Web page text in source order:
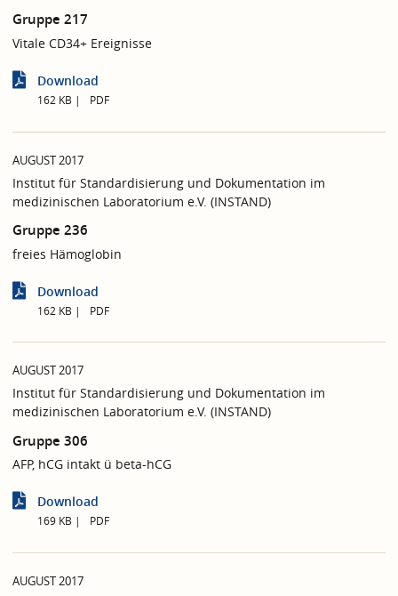
Gruppe 217
Vitale CD34+ Ereignisse
Download
162 KB PDF
AUGUST 2017
Institut für Standardisierung und Dokumentation im
medizinischen Laboratorium e.V. (INSTAND)
Gruppe 236
freies Hämoglobin
Download
162 KB PDF
AUGUST 2017
Institut für Standardisierung und Dokumentation im
medizinischen Laboratorium e.V. (INSTAND)
Gruppe 306
AFP, hCG intakt ü beta-hCG
Download
169 KB PDF
AUGUST 2017